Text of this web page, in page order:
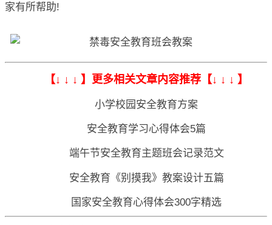
家有所帮助!
【↓ ↓ ↓ 】更多相关文章内容推荐【↓ ↓ ↓ 】
小学校园安全教育方案
安全教育学习心得体会5篇
端午节安全教育主题班会记录范文
安全教育《别摸我》教案设计五篇
国家安全教育心得体会300字精选